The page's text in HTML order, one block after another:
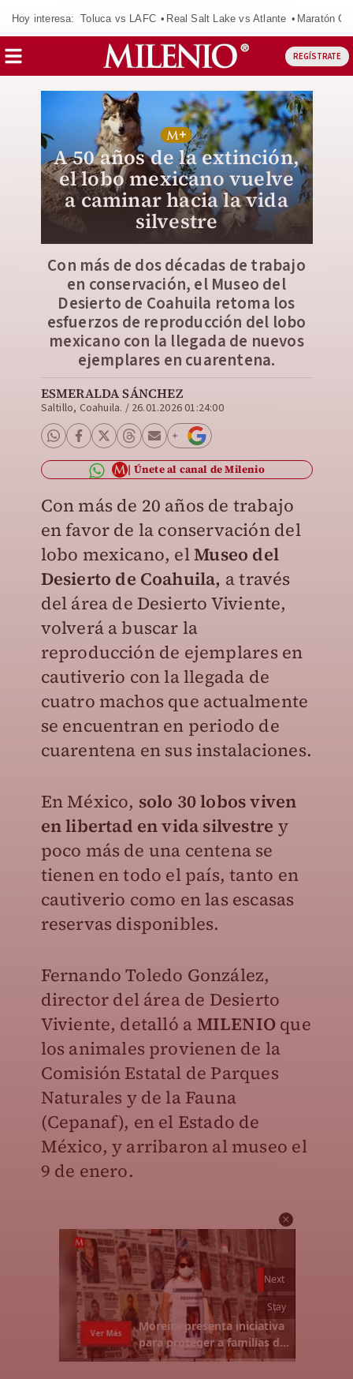
Hoy interesa: Toluca vs LAFC Real Salt Lake vs Atlante Maratón
REGÍSTRATE
A 50 años de la extinción,
el lobo mexicano vuelve
a caminar hacia la vida
silvestre
Con más de dos décadas de trabajo
en conservación, el Museo del
Desierto de Coahuila retoma los
esfuerzos de reproducción del lobo
mexicano con la llegada de nuevos
ejemplares en cuarentena.
ESMERALDA SÁNCHEZ
Saltillo, Coahuila. / 26.01.2026 01:24:00
Únete al canal de Milenio
Con más de 20 años de trabajo
en favor de la conservación del
lobo mexicano, elMuseo del
Desierto de Coahuila, a través
del área de Desierto Viviente,
volverá a buscar la
reproducción de ejemplares en
cautiverio con la llegada de
cuatro machos que actualmente
se encuentran en periodo de
cuarentena en sus instalaciones.
En México, solo 30 lobos viven
en libertad en vida silvestre y
poco más de una centena se
tienen en todo el país, tanto en
cautiverio como en las escasas
reservas disponibles.
Fernando Toledo González,
director del área de Desierto
Viviente, detalló a MILENIOque
los animales provienen de la
Comisión Estatal de Parques
Naturales y de la Fauna
(Cepanaf), en el Estado de
México, y arribaron al museo el
9 de enero.